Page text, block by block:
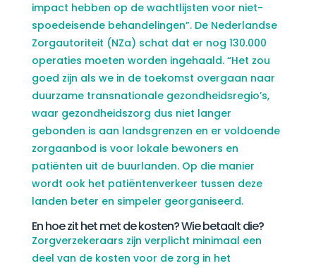
impact hebben op de wachtlijsten voor niet-
spoedeisende behandelingen”. De Nederlandse
Zorgautoriteit (NZa) schat dat er nog 130.000
operaties moeten worden ingehaald. “Het zou
goed zijn als we in de toekomst overgaan naar
duurzame transnationale gezondheidsregio’s,
waar gezondheidszorg dus niet langer
gebonden is aan landsgrenzen en er voldoende
zorgaanbod is voor lokale bewoners en
patiënten uit de buurlanden. Op die manier
wordt ook het patiëntenverkeer tussen deze
landen beter en simpeler georganiseerd.
En hoe zit het met de kosten? Wie betaalt die?
Zorgverzekeraars zijn verplicht minimaal een
deel van de kosten voor de zorg in het